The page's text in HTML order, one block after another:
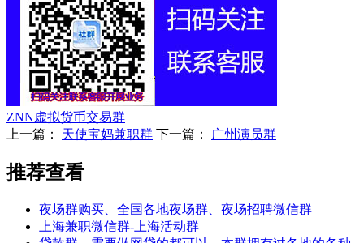
ZNN虚拟货币交易群
上一篇： 天使宝妈兼职群 下一篇： 广州演员群
推荐查看
夜场群购买、全国各地夜场群、夜场招聘微信群
上海兼职微信群-上海活动群